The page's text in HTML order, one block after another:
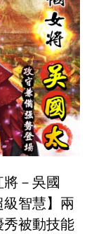
－吳國
智慧】兩
被動技能